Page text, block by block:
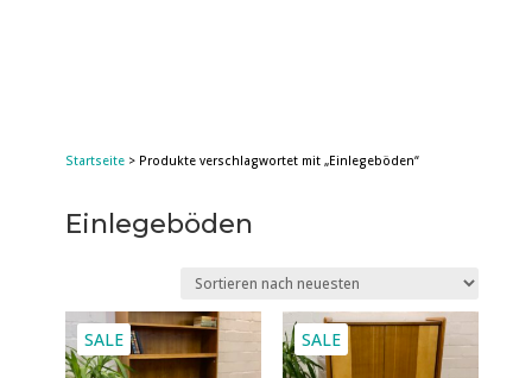
Startseite> Produkte verschlagwortet mit „Einlegeböden“
Einlegeböden
SALE SALE